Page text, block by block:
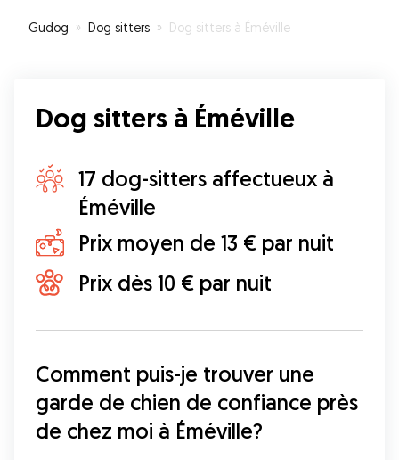
Gudog » Dog sitters » Dog sitters à Éméville
Dog sitters à Éméville
17 dog-sitters affectueux à
Éméville
Prix moyen de 13 € par nuit
Prix dès 10 € par nuit
Comment puis-je trouver une
garde de chien de confiance près
de chez moi à Éméville?